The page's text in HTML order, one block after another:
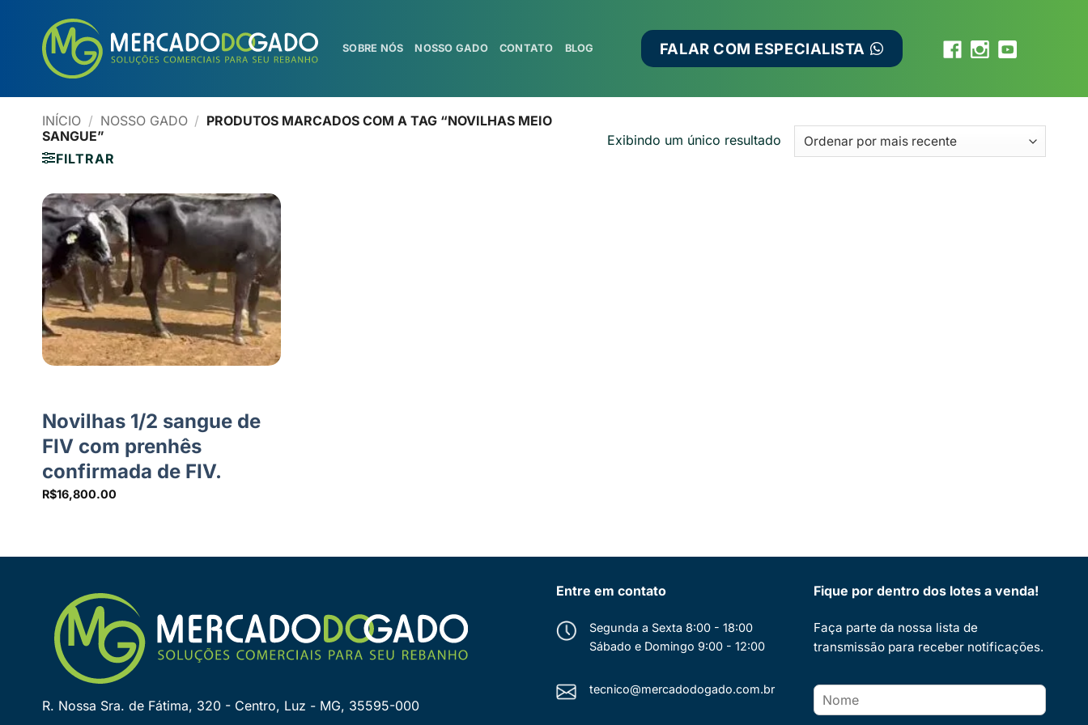
content
SOBRE NÓS NOSSO GADO CONTATO BLOG FALAR COM ESPECIALISTA
INÍCIO / NOSSO GADO / PRODUTOS MARCADOS COM A TAG “NOVILHAS MEIO
SANGUE”
FILTRAR
Exibindo um único resultado
Novilhas 1/2 sangue de
FIV com prenhês
confirmada de FIV.
R$16,800.00
R. Nossa Sra. de Fátima, 320 - Centro, Luz - MG, 35595-000
Entre em contato
Segunda a Sexta 8:00 - 18:00
Sábado e Domingo 9:00 - 12:00
tecnico@mercadodogado.com.br
Fique por dentro dos lotes a venda!
Faça parte da nossa lista de
transmissão para receber notificações.